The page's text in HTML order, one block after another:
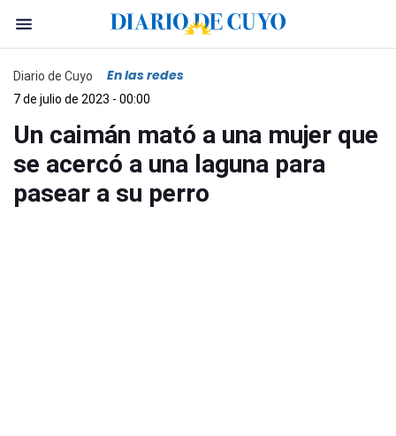
Diario de Cuyo En las redes
7 de julio de 2023 - 00:00
Un caimán mató a una mujer que
se acercó a una laguna para
pasear a su perro